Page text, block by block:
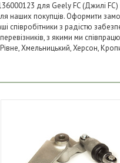
для Geely FC (Джилі
наших покупців. Оформити
співробітники з радістю
з якими ми
Хмельницький, Херсон,